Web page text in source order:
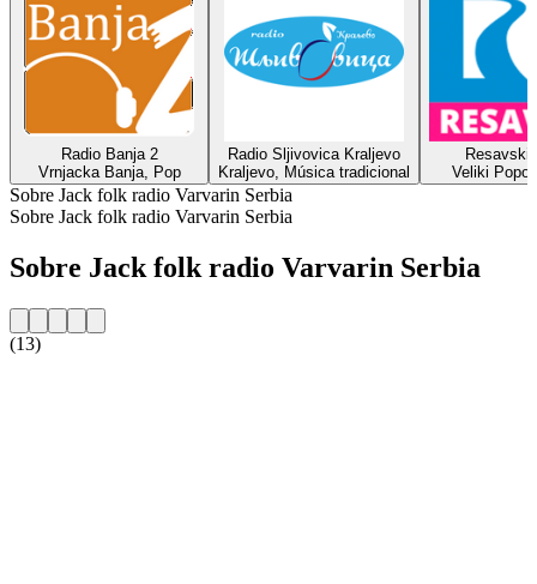
Radio Banja 2
Vrnjacka Banja, Pop
Radio Sljivovica Kraljevo
Kraljevo, Música tradicional
Resavski
Veliki
Sobre Jack folk radio Varvarin Serbia
Sobre Jack folk radio Varvarin Serbia
Sobre Jack folk radio Varvarin Serbia
(13)